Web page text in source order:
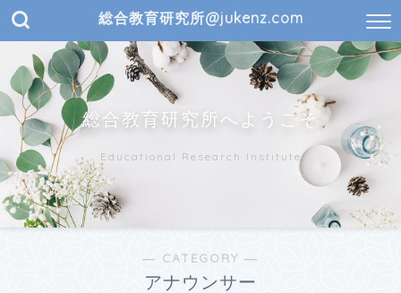
総合教育研究所@jukenz.com
総合教育研究所へようこそ
Educational Research Institute
― CATEGORY ―
アナウンサー